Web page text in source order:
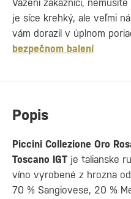
Popis
Piccini Collezione Oro
Toscano IGT je talianske
víno vyrobené z hrozna
70 % Sangiovese, 20 %
Vážení zákazníci,
je síce krehký, ale veľmi
vám dorazil v úplnom
bezpečnom balení